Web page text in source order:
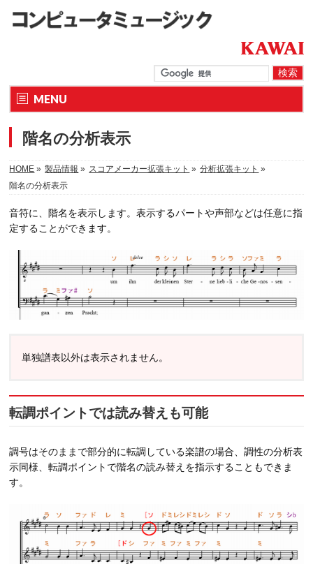
MENU
階名の分析表示
HOME » 製品情報 » スコアメーカー拡張キット » 分析拡張キット »
階名の分析表示
音符に、階名を表示します。表示するパートや声部などは任意に指
定することができます。
単独譜表以外は表示されません。
転調ポイントでは読み替えも可能
調号はそのままで部分的に転調している楽譜の場合、調性の分析表
示同様、転調ポイントで階名の読み替えを指示することもできま
す。